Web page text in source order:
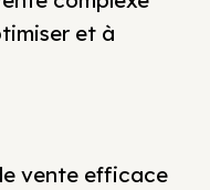
et à
vente efficace